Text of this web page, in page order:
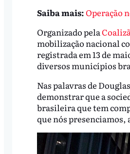
Saiba mais:Operação
Organizado pela
mobilização nacional
registrada em 13 de
diversos municípios
Nas palavras de
demonstrar que a
brasileira que tem
que nós presenciamos,